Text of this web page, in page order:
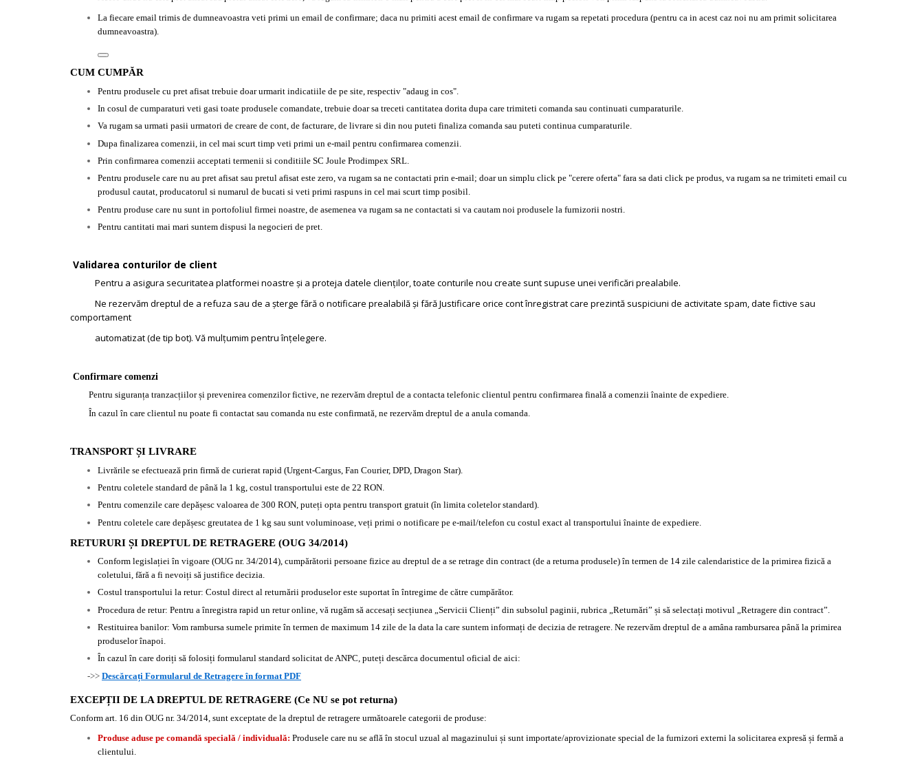
La fiecare email trimis de dumneavoastra veti primi un email de confirmare; daca nu primiti acest email de confirmare va rugam sa repetati procedura (pentru ca in acest caz noi nu am primit solicitarea
dumneavoastra).
CUM CUMPĂR
Pentru produsele cu pret afisat trebuie doar urmarit indicatiile de pe site, respectiv "adaug in cos".
In cosul de cumparaturi veti gasi toate produsele comandate, trebuie doar sa treceti cantitatea dorita dupa care trimiteti comanda sau continuati cumparaturile.
Va rugam sa urmati pasii urmatori de creare de cont, de facturare, de livrare si din nou puteti finaliza comanda sau puteti continua cumparaturile.
Dupa finalizarea comenzii, in cel mai scurt timp veti primi un e-mail pentru confirmarea comenzii.
Prin confirmarea comenzii acceptati termenii si conditiile SC Joule Prodimpex SRL.
Pentru produsele care nu au pret afisat sau pretul afisat este zero, va rugam sa ne contactati prin e-mail; doar un simplu click pe "cerere oferta" fara sa dati click pe produs, va rugam sa ne trimiteti email cu
produsul cautat, producatorul si numarul de bucati si veti primi raspuns in cel mai scurt timp posibil.
Pentru produse care nu sunt in portofoliul firmei noastre, de asemenea va rugam sa ne contactati si va cautam noi produsele la furnizorii nostri.
Pentru cantitati mai mari suntem dispusi la negocieri de pret.
Validarea conturilor de client
Pentru a asigura securitatea platformei noastre și a proteja datele clienților, toate conturile nou create sunt supuse unei verificări prealabile.
Ne rezervăm dreptul de a refuza sau de a șterge fără o notificare prealabilă și fără Justificare orice cont înregistrat care prezintă suspiciuni de activitate spam, date fictive sau
comportament
automatizat (de tip bot). Vă mulțumim pentru înțelegere.
Confirmare comenzi
Pentru siguranța tranzacțiilor și prevenirea comenzilor fictive, ne rezervăm dreptul de a contacta telefonic clientul pentru confirmarea finală a comenzii înainte de expediere.
În cazul în care clientul nu poate fi contactat sau comanda nu este confirmată, ne rezervăm dreptul de a anula comanda.
TRANSPORT ȘI LIVRARE
Livrările se efectuează prin firmă de curierat rapid (Urgent-Cargus, Fan Courier, DPD, Dragon Star).
Pentru coletele standard de până la 1 kg, costul transportului este de 22 RON.
Pentru comenzile care depășesc valoarea de 300 RON, puteți opta pentru transport gratuit (în limita coletelor standard).
Pentru coletele care depășesc greutatea de 1 kg sau sunt voluminoase, veți primi o notificare pe e-mail/telefon cu costul exact al transportului înainte de expediere.
RETURURI ȘI DREPTUL DE RETRAGERE (OUG 34/2014)
Conform legislației în vigoare (OUG nr. 34/2014), cumpărătorii persoane fizice au dreptul de a se retrage din contract (de a returna produsele) în termen de 14 zile calendaristice de la primirea fizică a
coletului, fără a fi nevoiți să justifice decizia.
Costul transportului la retur: Costul direct al returnării produselor este suportat în întregime de către cumpărător.
Procedura de retur: Pentru a înregistra rapid un retur online, vă rugăm să accesați secțiunea „Servicii Clienți” din subsolul paginii, rubrica „Returnări” și să selectați motivul „Retragere din contract”.
Restituirea banilor: Vom rambursa sumele primite în termen de maximum 14 zile de la data la care suntem informați de decizia de retragere. Ne rezervăm dreptul de a amâna rambursarea până la primirea
produselor înapoi.
În cazul în care doriți să folosiți formularul standard solicitat de ANPC, puteți descărca documentul oficial de aici:
->> Descărcați Formularul de Retragere în format PDF
EXCEPȚII DE LA DREPTUL DE RETRAGERE (Ce NU se pot returna)
Conform art. 16 din OUG nr. 34/2014, sunt exceptate de la dreptul de retragere următoarele categorii de produse:
Produse aduse pe comandă specială / individuală: Produsele care nu se află în stocul uzual al magazinului și sunt importate/aprovizionate special de la furnizori externi la solicitarea expresă și fermă a
clientului.